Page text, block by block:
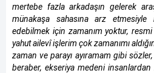
mertebe fazla arkadaşın gelerek
münakaşa sahasına arz etmesiyle
edebilmek için zamanım yoktur,
yahut ailevî işlerim çok zamanımı
zaman ve parayı ayıramam gibi
beraber, ekseriya medeni